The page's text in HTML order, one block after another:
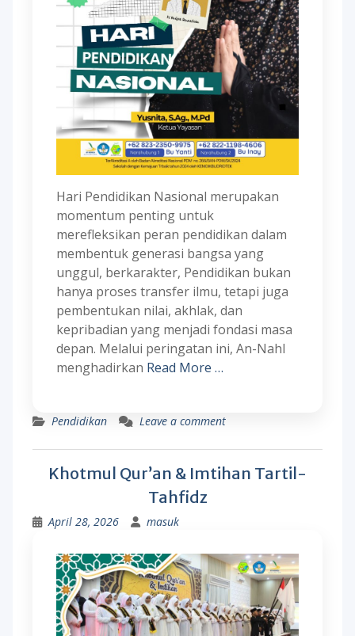
Hari Pendidikan Nasional merupakan
momentum penting untuk
merefleksikan peran pendidikan dalam
membentuk generasi bangsa yang
unggul, berkarakter, Pendidikan bukan
hanya proses transfer ilmu, tetapi juga
pembentukan nilai, akhlak, dan
kepribadian yang menjadi fondasi masa
depan. Melalui peringatan ini, An-Nahl
menghadirkan Read More …
Pendidikan Leave a comment
Khotmul Qur’an & Imtihan Tartil-
Tahfidz
April 28, 2026 masuk